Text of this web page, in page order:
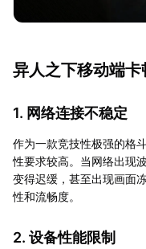
异人之下移动端卡
1. 网络连接不稳定
作为一款竞技性极强的格
性要求较高。当网络出现
变得迟缓，甚至出现画面
性和流畅度。
2. 设备性能限制